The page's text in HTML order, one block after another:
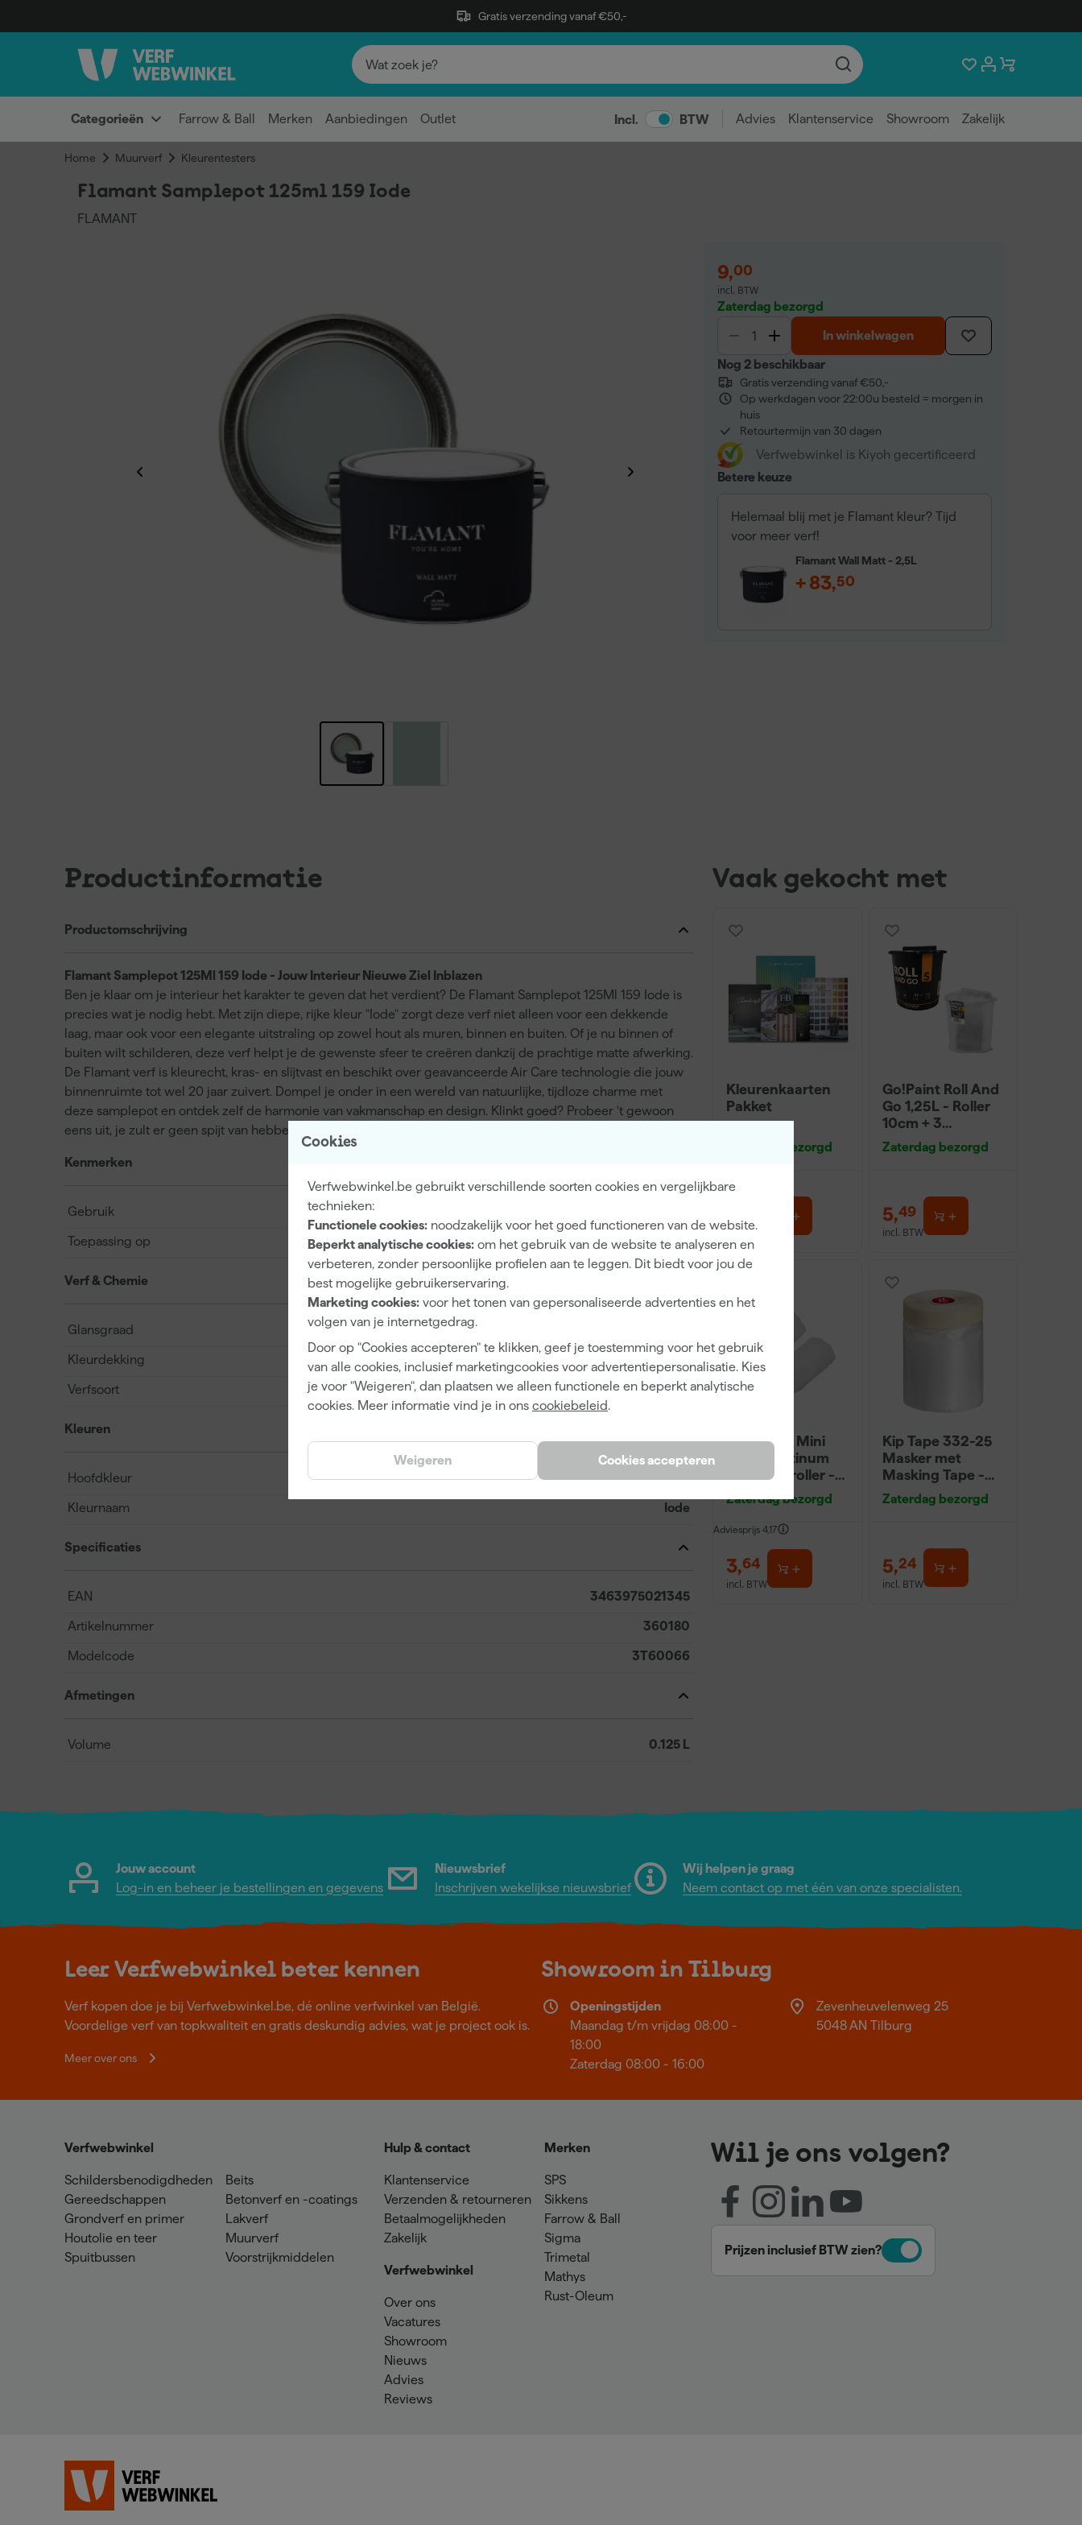
Gratis verzending vanaf €50,-
Categorieën Farrow & Ball Merken Aanbiedingen Outlet Incl. BTW Advies Klantenservice Showroom Zakelijk
Home Muurverf Kleurentesters
Cookies
Verfwebwinkel.be gebruikt verschillende soorten cookies en vergelijkbare
technieken:
Functionele cookies: noodzakelijk voor het goed functioneren van de website.
Beperkt analytische cookies: om het gebruik van de website te analyseren en
verbeteren, zonder persoonlijke profielen aan te leggen. Dit biedt voor jou de
best mogelijke gebruikerservaring.
Marketing cookies: voor het tonen van gepersonaliseerde advertenties en het
volgen van je internetgedrag.
Door op "Cookies accepteren" te klikken, geef je toestemming voor het gebruik
van alle cookies, inclusief marketingcookies voor advertentiepersonalisatie. Kies
je voor "Weigeren", dan plaatsen we alleen functionele en beperkt analytische
cookies. Meer informatie vind je in ons cookiebeleid.
Cookies accepteren
Weigeren
Flamant Samplepot 125ml 159 Iode
FLAMANT
9,00
incl. BTW
Zaterdag bezorgd
In winkelwagen
Nog 2 beschikbaar
Gratis verzending vanaf €50,-
Op werkdagen voor 22:00u besteld = morgen in
huis
Retourtermijn van 30 dagen
Verfwebwinkel is Kiyoh gecertificeerd
Betere keuze
Helemaal blij met je Flamant kleur? Tijd
voor meer verf!
Flamant Wall Matt - 2,5L
+83,50
Productinformatie
Productomschrijving
Flamant Samplepot 125Ml 159 Iode - Jouw Interieur Nieuwe Ziel Inblazen
Ben je klaar om je interieur het karakter te geven dat het verdient? De Flamant Samplepot 125Ml 159 Iode is
precies wat je nodig hebt. Met zijn diepe, rijke kleur "Iode" zorgt deze verf niet alleen voor een dekkende
laag, maar ook voor een elegante uitstraling op zowel hout als muren, binnen en buiten. Of je nu binnen of
buiten wilt schilderen, deze verf helpt je de gewenste sfeer te creëren dankzij de prachtige matte afwerking.
De Flamant verf is kleurecht, kras- en slijtvast en beschikt over geavanceerde Air Care technologie die jouw
binnenruimte tot wel 20 jaar zuivert. Dompel je onder in een wereld van natuurlijke, tijdloze charme met
deze samplepot en ontdek zelf de harmonie van vakmanschap en design. Klinkt goed? Probeer 't gewoon
eens uit, je zult er geen spijt van hebben!.
Kenmerken
Gebruik
Toepassing op Hout, Muren
Verf & Chemie
Glansgraad
Kleurdekking Dekkend
Verfsoort Waterbasis (acryl)
Kleuren
Hoofdkleur Groen
Kleurnaam Iode
Specificaties
EAN 3463975021345
Artikelnummer 360180
Modelcode 3T60066
Afmetingen
Volume 0.125 L
Vaak gekocht met
Kleurenkaarten
Pakket
Zaterdag bezorgd
incl. BTW
Go!Paint Roll And
Go 1,25L - Roller
10cm + 3
Inzetbakken
Zaterdag bezorgd
5,49
incl. BTW
Anza PRO Mini
Antex Platinum
Muurverfroller -
Zaterdag bezorgd
Adviesprijs 4,17
3,64
incl. BTW
Kip Tape 332-25
Masker met
Masking Tape -
0,55 x 33m
Zaterdag bezorgd
5,24
incl. BTW
Jouw account
Log-in en beheer je bestellingen en gegevens
Nieuwsbrief
Inschrijven wekelijkse nieuwsbrief
Wij helpen je graag
Neem contact op met één van onze specialisten.
Leer Verfwebwinkel beter kennen
Verf kopen doe je bij Verfwebwinkel.be, dé online verfwinkel van België.
Voordelige verf van topkwaliteit en gratis deskundig advies, wat je project ook is.
Meer over ons
Showroom in Tilburg
Openingstijden
Maandag t/m vrijdag 08:00 -
18:00
Zaterdag 08:00 - 16:00
Zevenheuvelenweg 25
5048 AN Tilburg
Verfwebwinkel
Schildersbenodigdheden
Gereedschappen
Grondverf en primer
Houtolie en teer
Spuitbussen
Beits
Betonverf en -coatings
Lakverf
Muurverf
Voorstrijkmiddelen
Hulp & contact
Klantenservice
Verzenden & retourneren
Betaalmogelijkheden
Zakelijk
Verfwebwinkel
Over ons
Vacatures
Showroom
Nieuws
Advies
Reviews
Merken
SPS
Sikkens
Farrow & Ball
Sigma
Trimetal
Mathys
Rust-Oleum
Wil je ons volgen?
Prijzen inclusief BTW zien?